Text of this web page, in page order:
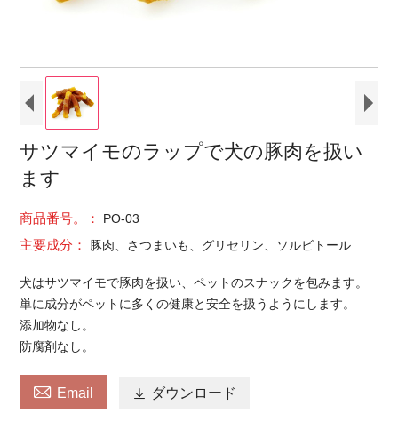
サツマイモのラップで犬の豚肉を扱い
ます
商品番号。： PO-03
主要成分： 豚肉、さつまいも、グリセリン、ソルビトール
犬はサツマイモで豚肉を扱い、ペットのスナックを包みます。
単に成分がペットに多くの健康と安全を扱うようにします。
添加物なし。
防腐剤なし。
 Email  ダウンロード